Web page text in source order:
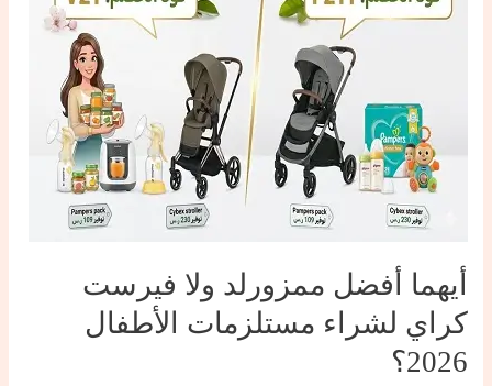
الولادة
الخصم
أيهما أفضل ممزورلد ولا فيرست
كراي لشراء مستلزمات الأطفال
2026؟